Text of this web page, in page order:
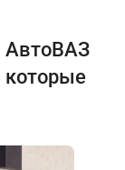
АвтоВАЗ
которые